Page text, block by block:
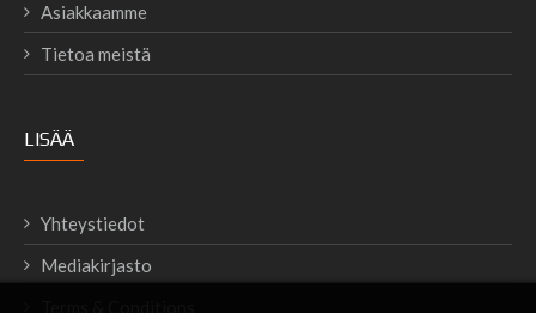
Asiakkaamme
Tietoa meistä
LISÄÄ
Yhteystiedot
Mediakirjasto